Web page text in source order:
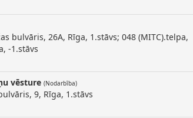
bulvāris, 26A, Rīga, 1.stāvs; 048 (MITC).telpa,
-1.stāvs
vēsture (Nodarbība)
9, Rīga, 1.stāvs